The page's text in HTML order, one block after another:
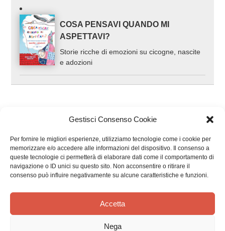
Gestisci Consenso Cookie
Per fornire le migliori esperienze, utilizziamo tecnologie come i cookie per
memorizzare e/o accedere alle informazioni del dispositivo. Il consenso a
queste tecnologie ci permetterà di elaborare dati come il comportamento di
navigazione o ID unici su questo sito. Non acconsentire o ritirare il
consenso può influire negativamente su alcune caratteristiche e funzioni.
Accetta
Nega
COSA PENSAVI QUANDO MI
ASPETTAVI?
Storie ricche di emozioni su cicogne, nascite
e adozioni
Recensioni dei clienti